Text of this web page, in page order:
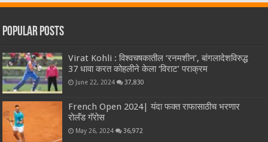
Popular Posts
Virat Kohli : विश्वचषकातील ‘रनमशीन’, बांगलादेशविरुद्ध
37 धावा करत कोहलीने केला ‘विराट’ पराक्रम
June 22, 2024 37,830
French Open 2024| यंदा फक्त राफासाठीच भरणार
रोलॅंड गॅरोस
May 26, 2024 36,972